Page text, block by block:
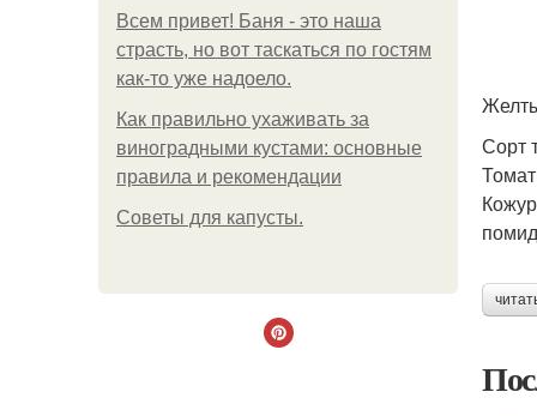
Всем привет! Баня - это наша
страсть, но вот таскаться по гостям
как-то уже надоело.
Как правильно ухаживать за
виноградными кустами: основные
правила и рекомендации
Советы для капусты.
Сорт